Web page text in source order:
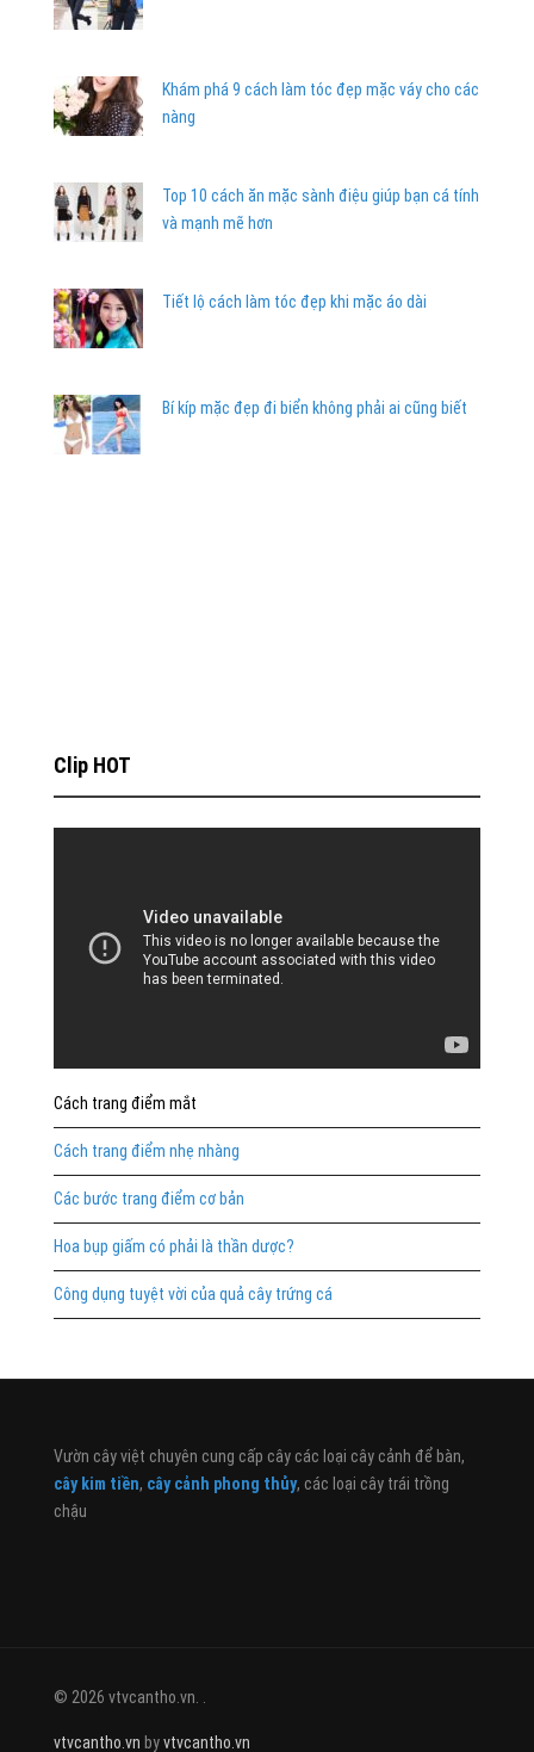
Khám phá 9 cách làm tóc đẹp mặc váy cho các
nàng
Top 10 cách ăn mặc sành điệu giúp bạn cá tính
và mạnh mẽ hơn
Tiết lộ cách làm tóc đẹp khi mặc áo dài
Bí kíp mặc đẹp đi biển không phải ai cũng biết
Clip HOT
Cách trang điểm mắt
Cách trang điểm nhẹ nhàng
Các bước trang điểm cơ bản
Hoa bụp giấm có phải là thần dược?
Công dụng tuyệt vời của quả cây trứng cá
Vườn cây việt chuyên cung cấp cây các loại cây cảnh để bàn,
cây kim tiền, cây cảnh phong thủy, các loại cây trái trồng
chậu
© 2026 vtvcantho.vn. .
vtvcantho.vn byvtvcantho.vn